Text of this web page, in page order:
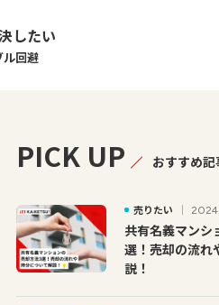
したい
回避
PICK UP おすすめ記
売りたい
共有名義マンシ
選！売却の流れ
説！